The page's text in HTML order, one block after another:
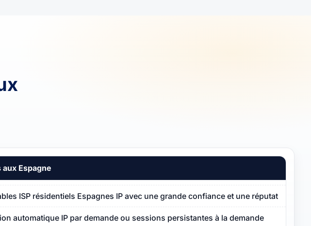
Espagne
ISP résidentiels Espagnes IP avec une grande confiance et une réputation de
automatique IP par demande ou sessions persistantes à la demande